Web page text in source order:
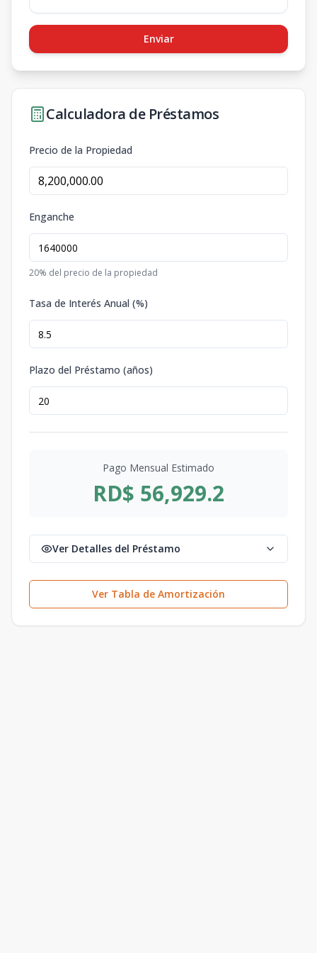
Enviar
Calculadora de Préstamos
Precio de la Propiedad
Enganche
20% del precio de la propiedad
Tasa de Interés Anual (%)
Plazo del Préstamo (años)
Pago Mensual Estimado
RD$ 56,929.2
Ver Detalles del Préstamo
Ver Tabla de Amortización